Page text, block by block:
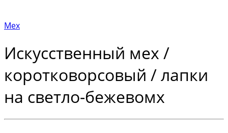
Мех
Искусственный мех /
коротковорсовый / лапки
на светло-бежевомх